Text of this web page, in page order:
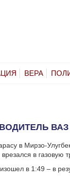
ВЕРА
ВОДИТЕЛЬ
в Мирзо-
в газовую
в 1:49 – в